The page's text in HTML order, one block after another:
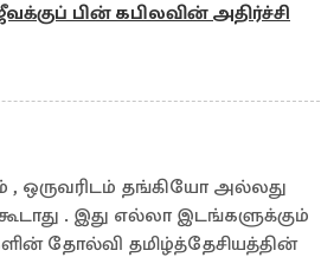
பின் கபிலவின் அதிர்ச்சி
, ஒருவரிடம் தங்கியோ அல்லது
. இது எல்லா இடங்களுக்கும்
தோல்வி தமிழ்த்தேசியத்தின்